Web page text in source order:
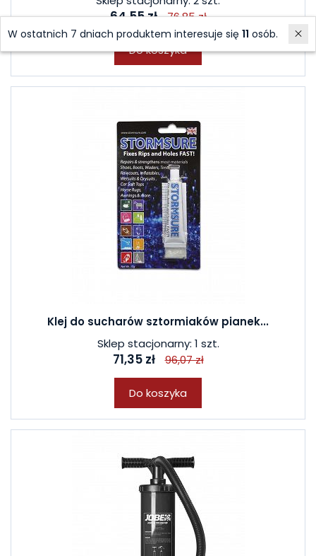
64,55 zł 76,85 zł
Do koszyka
Klej do sucharów sztormiaków pianek...
Sklep stacjonarny: 1 szt.
71,35 zł 96,07 zł
Do koszyka
W ostatnich 7 dniach produktem interesuje się 11 osób.